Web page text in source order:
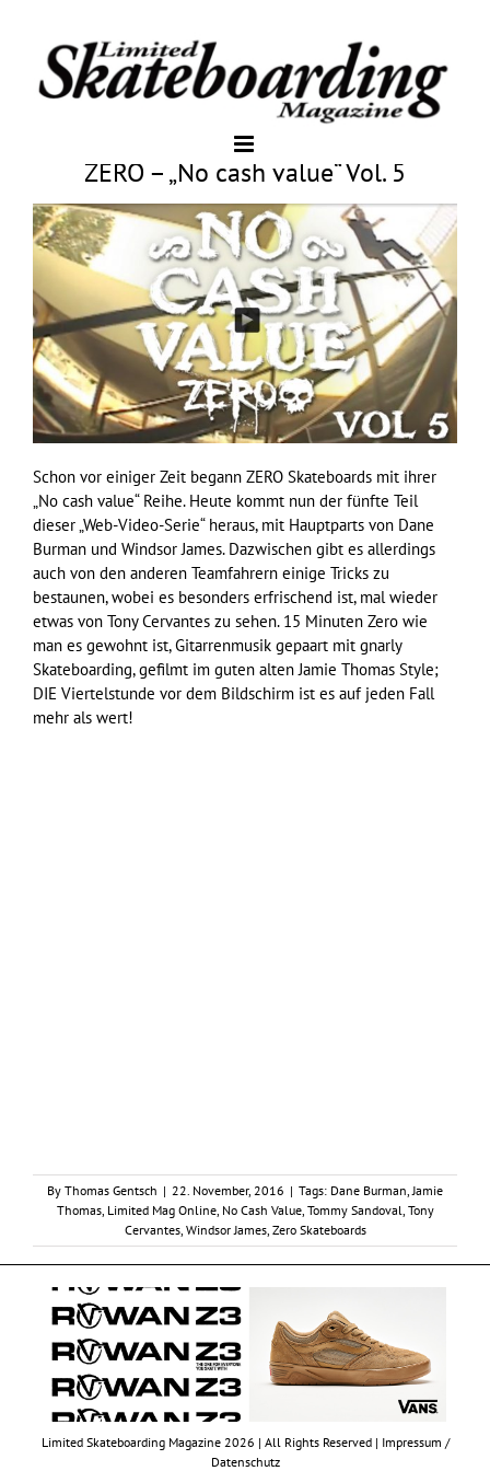
ZERO – „No cash value“ Vol. 5
Schon vor einiger Zeit begann ZERO Skateboards mit ihrer
„No cash value“ Reihe. Heute kommt nun der fünfte Teil
dieser „Web-Video-Serie“ heraus, mit Hauptparts von Dane
Burman und Windsor James. Dazwischen gibt es allerdings
auch von den anderen Teamfahrern einige Tricks zu
bestaunen, wobei es besonders erfrischend ist, mal wieder
etwas von Tony Cervantes zu sehen. 15 Minuten Zero wie
man es gewohnt ist, Gitarrenmusik gepaart mit gnarly
Skateboarding, gefilmt im guten alten Jamie Thomas Style;
DIE Viertelstunde vor dem Bildschirm ist es auf jeden Fall
mehr als wert!
By Thomas Gentsch | 22. November, 2016 | Tags: Dane Burman,Jamie
Thomas, Limited Mag Online, No Cash Value, Tommy Sandoval, Tony
Cervantes, Windsor James, Zero Skateboards
Limited Skateboarding Magazine 2026 | All Rights Reserved | Impressum /
Datenschutz